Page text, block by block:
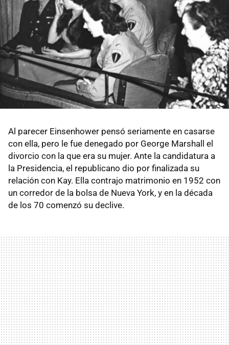
Al parecer Einsenhower pensó seriamente en casarse
con ella, pero le fue denegado por George Marshall el
divorcio con la que era su mujer. Ante la candidatura a
la Presidencia, el republicano dio por finalizada su
relación con Kay. Ella contrajo matrimonio en 1952 con
un corredor de la bolsa de Nueva York, y en la década
de los 70 comenzó su declive.